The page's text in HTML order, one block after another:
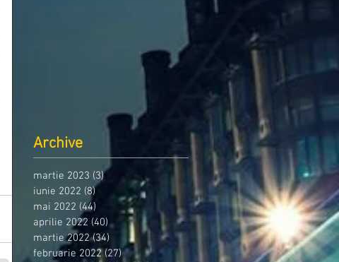
Archive
martie 2023 (3)3 postări
iunie 2022 (8)8 postări
mai 2022 (44) 44 postări
aprilie 2022 (40)40 postări
martie 2022 (34) 34 postări
februarie 2022 (27)27 postări